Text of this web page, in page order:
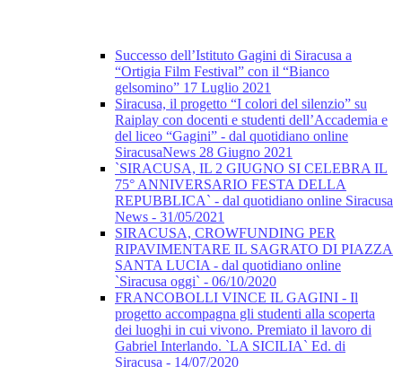
Successo dell’Istituto Gagini di Siracusa a
“Ortigia Film Festival” con il “Bianco
gelsomino” 17 Luglio 2021
Siracusa, il progetto “I colori del silenzio” su
Raiplay con docenti e studenti dell’Accademia e
del liceo “Gagini” - dal quotidiano online
SiracusaNews 28 Giugno 2021
`SIRACUSA, IL 2 GIUGNO SI CELEBRA IL
75° ANNIVERSARIO FESTA DELLA
REPUBBLICA` - dal quotidiano online Siracusa
News - 31/05/2021
SIRACUSA, CROWFUNDING PER
RIPAVIMENTARE IL SAGRATO DI PIAZZA
SANTA LUCIA - dal quotidiano online
`Siracusa oggi` - 06/10/2020
FRANCOBOLLI VINCE IL GAGINI - Il
progetto accompagna gli studenti alla scoperta
dei luoghi in cui vivono. Premiato il lavoro di
Gabriel Interlando. `LA SICILIA` Ed. di
Siracusa - 14/07/2020